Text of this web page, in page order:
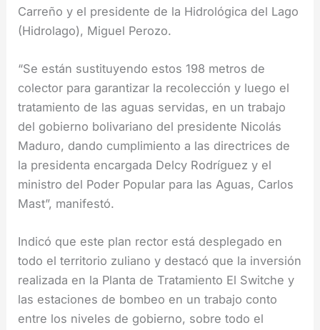
Carreño y el presidente de la Hidrológica del Lago
(Hidrolago), Miguel Perozo.
“Se están sustituyendo estos 198 metros de
colector para garantizar la recolección y luego el
tratamiento de las aguas servidas, en un trabajo
del gobierno bolivariano del presidente Nicolás
Maduro, dando cumplimiento a las directrices de
la presidenta encargada Delcy Rodríguez y el
ministro del Poder Popular para las Aguas, Carlos
Mast”, manifestó.
Indicó que este plan rector está desplegado en
todo el territorio zuliano y destacó que la inversión
realizada en la Planta de Tratamiento El Switche y
las estaciones de bombeo en un trabajo conto
entre los niveles de gobierno, sobre todo el